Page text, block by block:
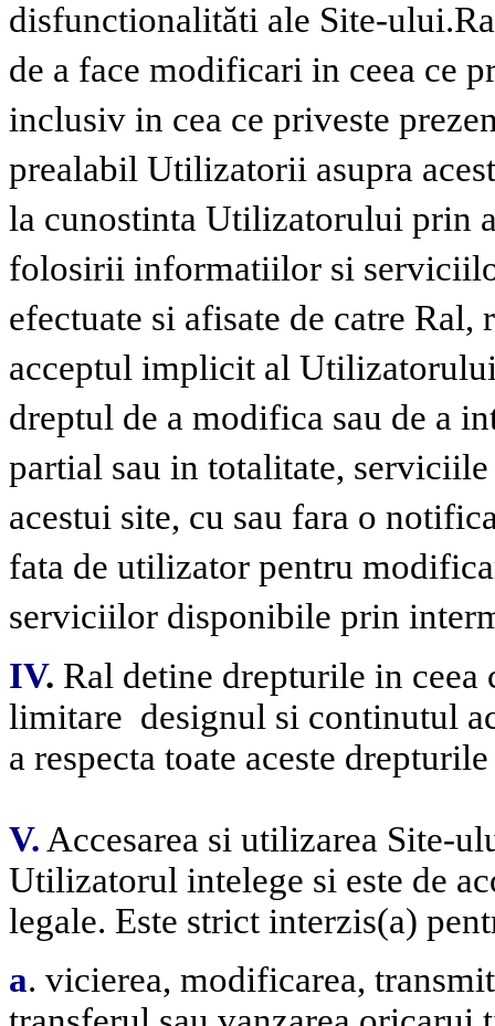
disfunctionalităti ale Site-ului.
de a face modificari in ceea ce
inclusiv in cea ce priveste
prealabil Utilizatorii asupra
la cunostinta Utilizatorului prin
folosirii informatiilor si
efectuate si afisate de catre
acceptul implicit al
dreptul de a modifica sau de a
partial sau in totalitate,
acestui site, cu sau fara o
fata de utilizator pentru
serviciilor disponibile prin
IV. Ral detine drepturile in ceea
limitare designul si continutul
a respecta toate aceste
V. Accesarea si utilizarea Site-
Utilizatorul intelege si este de
legale. Este strict interzis(a)
a. vicierea, modificarea,